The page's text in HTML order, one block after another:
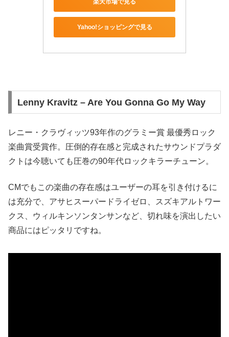
Yahoo!ショッピングで見る
Lenny Kravitz – Are You Gonna Go My Way
レニー・クラヴィッツ93年作のグラミー賞 最優秀ロック
楽曲賞受賞作。圧倒的存在感と完成されたサウンドプラダ
クトは今聴いても圧巻の90年代ロックキラーチューン。
CMでもこの楽曲の存在感はユーザーの耳を引き付けるに
は充分で、アサヒスーパードライゼロ、スズキアルトワー
クス、ウィルキンソンタンサンなど、切れ味を演出したい
商品にはピッタリですね。